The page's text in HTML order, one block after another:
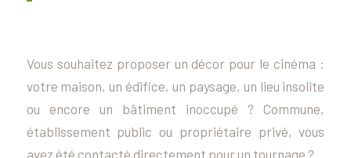
Vous souhaitez proposer un décor pour le cinéma :
votre maison, un édifice, un paysage, un lieu insolite
ou encore un bâtiment inoccupé ? Commune,
établissement public ou propriétaire privé, vous
avez été contacté directement pour un tournage ?